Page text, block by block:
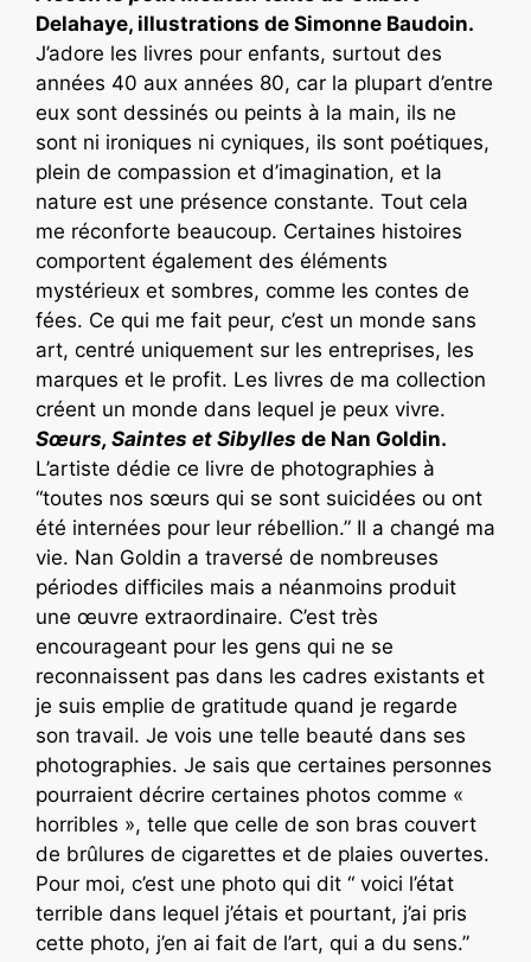
Delahaye, illustrations de Simonne Baudoin.
J’adore les livres pour enfants, surtout des
années 40 aux années 80, car la plupart d’entre
eux sont dessinés ou peints à la main, ils ne
sont ni ironiques ni cyniques, ils sont poétiques,
plein de compassion et d’imagination, et la
nature est une présence constante. Tout cela
me réconforte beaucoup. Certaines histoires
comportent également des éléments
mystérieux et sombres, comme les contes de
fées. Ce qui me fait peur, c’est un monde sans
art, centré uniquement sur les entreprises, les
marques et le profit. Les livres de ma collection
créent un monde dans lequel je peux vivre.
Sœurs, Saintes et Sibylles de Nan Goldin.
L’artiste dédie ce livre de photographies à
“toutes nos sœurs qui se sont suicidées ou ont
été internées pour leur rébellion.” Il a changé ma
vie. Nan Goldin a traversé de nombreuses
périodes difficiles mais a néanmoins produit
une œuvre extraordinaire. C’est très
encourageant pour les gens qui ne se
reconnaissent pas dans les cadres existants et
je suis emplie de gratitude quand je regarde
son travail. Je vois une telle beauté dans ses
photographies. Je sais que certaines personnes
pourraient décrire certaines photos comme «
horribles », telle que celle de son bras couvert
de brûlures de cigarettes et de plaies ouvertes.
Pour moi, c’est une photo qui dit “ voici l’état
terrible dans lequel j’étais et pourtant, j’ai pris
cette photo, j’en ai fait de l’art, qui a du sens.”